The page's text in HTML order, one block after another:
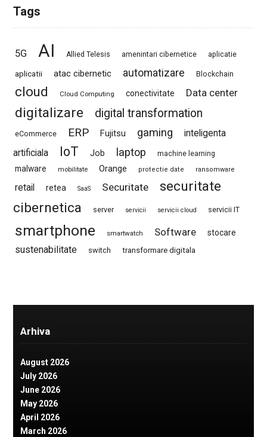
Tags
5G AI Allied Telesis amenintari cibernetice aplicatie
aplicatii atac cibernetic automatizare Blockchain
cloud Cloud Computing conectivitate Data center
digitalizare digital transformation
eCommerce ERP Fujitsu gaming
inteligenta
artificiala
IoT Job laptop machine learning
malware mobilitate Orange protectie date ransomware
retail retea SaaS Securitate
securitate
cibernetica
server servicii servicii cloud servicii IT
smartphone smartwatch Software stocare
sustenabilitate switch transformare digitala
Arhiva
August 2026
July 2026
June 2026
May 2026
April 2026
March 2026